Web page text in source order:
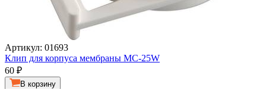
Артикул: 01693
Клип для корпуса мембраны МС-25W
60 ₽
В корзину